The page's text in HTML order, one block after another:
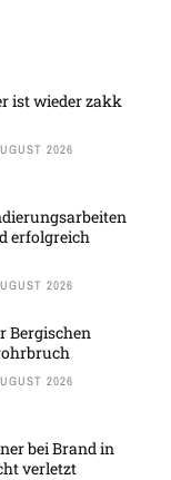
ist wieder zakk
2026
erfolgreich
2026
Bergischen
2026
bei Brand in
verletzt